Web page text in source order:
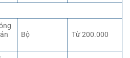
Bộ Từ 200.000